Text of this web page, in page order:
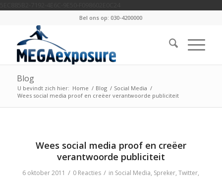
Bel ons op: 030-4200000
Blog
U bevindt zich hier: Home / Blog / Social Media /
Wees social media proof en creëer verantwoorde publiciteit
Wees social media proof en creëer
verantwoorde publiciteit
6 oktober 2011 / 0 Reacties / in Social Media, Spreker,Twitter,